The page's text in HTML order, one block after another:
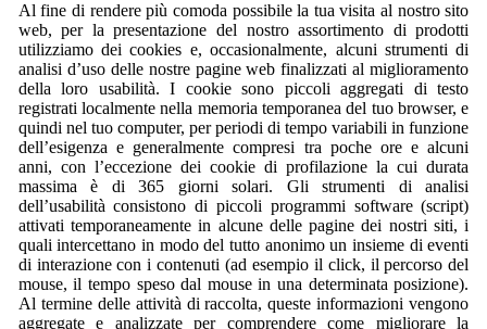
Al fine di rendere più comoda possibile la tua visita al nostro sito
web, per la presentazione del nostro assortimento di prodotti
utilizziamo dei cookies e, occasionalmente, alcuni strumenti di
analisi d’uso delle nostre pagine web finalizzati al miglioramento
della loro usabilità. I cookie sono piccoli aggregati di testo
registrati localmente nella memoria temporanea del tuo browser, e
quindi nel tuo computer, per periodi di tempo variabili in funzione
dell’esigenza e generalmente compresi tra poche ore e alcuni
anni, con l’eccezione dei cookie di profilazione la cui durata
massima è di 365 giorni solari. Gli strumenti di analisi
dell’usabilità consistono di piccoli programmi software (script)
attivati temporaneamente in alcune delle pagine dei nostri siti, i
quali intercettano in modo del tutto anonimo un insieme di eventi
di interazione con i contenuti (ad esempio il click, il percorso del
mouse, il tempo speso dal mouse in una determinata posizione).
Al termine delle attività di raccolta, queste informazioni vengono
aggregate e analizzate per comprendere come migliorare la